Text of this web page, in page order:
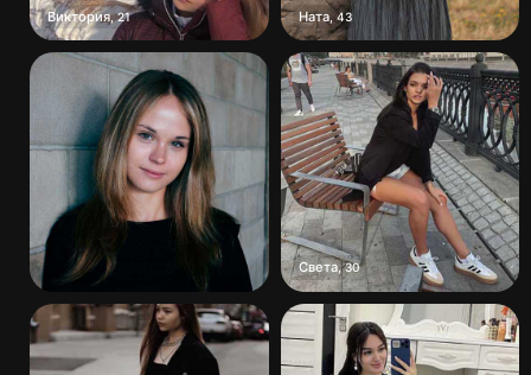
Виктория,21 Ната,43
Света,30